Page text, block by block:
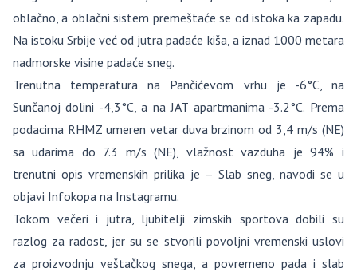
oblačno, a oblačni sistem premeštaće se od istoka ka zapadu.
Na istoku Srbije već od jutra padaće kiša, a iznad 1000 metara
nadmorske visine padaće sneg.
Trenutna temperatura na Pančićevom vrhu je -6°C, na
Sunčanoj dolini -4,3°C, a na JAT apartmanima -3.2°C. Prema
podacima RHMZ umeren vetar duva brzinom od 3,4 m/s (NE)
sa udarima do 7.3 m/s (NE), vlažnost vazduha je 94% i
trenutni opis vremenskih prilika je – Slab sneg, navodi se u
objavi Infokopa na Instagramu.
Tokom večeri i jutra, ljubitelji zimskih sportova dobili su
razlog za radost, jer su se stvorili povoljni vremenski uslovi
za proizvodnju veštačkog snega, a povremeno pada i slab